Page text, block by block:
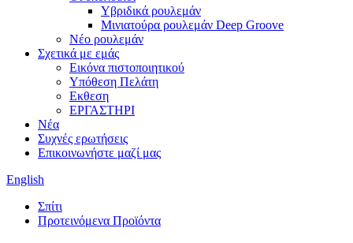
Υβριδικά ρουλεμάν
Μινιατούρα ρουλεμάν Deep Groove
Νέο ρουλεμάν
Σχετικά με εμάς
Εικόνα πιστοποιητικού
Υπόθεση Πελάτη
Εκθεση
ΕΡΓΑΣΤΗΡΙ
Νέα
Συχνές ερωτήσεις
Επικοινωνήστε μαζί μας
English
Σπίτι
Προτεινόμενα Προϊόντα